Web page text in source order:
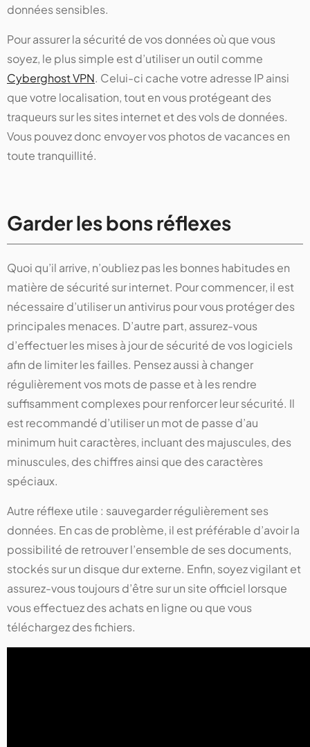
données sensibles.
Pour assurer la sécurité de vos données où que vous
soyez, le plus simple est d’utiliser un outil comme
Cyberghost VPN. Celui-ci cache votre adresse IP ainsi
que votre localisation, tout en vous protégeant des
traqueurs sur les sites internet et des vols de données.
Vous pouvez donc envoyer vos photos de vacances en
toute tranquillité.
Garder les bons réflexes
Quoi qu’il arrive, n’oubliez pas les bonnes habitudes en
matière de sécurité sur internet. Pour commencer, il est
nécessaire d’utiliser un antivirus pour vous protéger des
principales menaces. D’autre part, assurez-vous
d’effectuer les mises à jour de sécurité de vos logiciels
afin de limiter les failles. Pensez aussi à changer
régulièrement vos mots de passe et à les rendre
suffisamment complexes pour renforcer leur sécurité. Il
est recommandé d’utiliser un mot de passe d’au
minimum huit caractères, incluant des majuscules, des
minuscules, des chiffres ainsi que des caractères
spéciaux.
Autre réflexe utile : sauvegarder régulièrement ses
données. En cas de problème, il est préférable d’avoir la
possibilité de retrouver l’ensemble de ses documents,
stockés sur un disque dur externe. Enfin, soyez vigilant et
assurez-vous toujours d’être sur un site officiel lorsque
vous effectuez des achats en ligne ou que vous
téléchargez des fichiers.